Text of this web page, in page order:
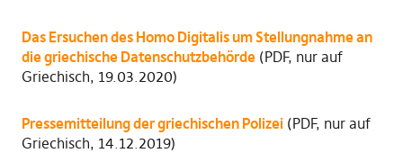
Das Ersuchen des Homo Digitalis um Stellungnahme an
die griechische Datenschutzbehörde(PDF, nur auf
Griechisch, 19.03.2020)
Pressemitteilung der griechischen Polizei (PDF, nur auf
Griechisch, 14.12.2019)